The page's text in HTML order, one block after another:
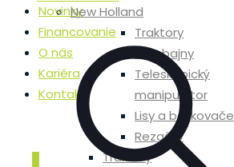
Novinky
Financovanie
O nás
Kariéra
Kontakt
New Holland
Traktory
Kombajny
Teleskopický
manipulátor
Lisy a balíkovače
Rezačky
Traktory